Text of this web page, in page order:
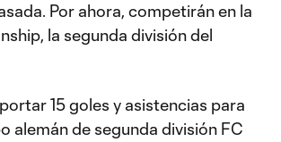
Por ahora, competirán en la
la segunda división del
15 goles y asistencias para
alemán de segunda división FC